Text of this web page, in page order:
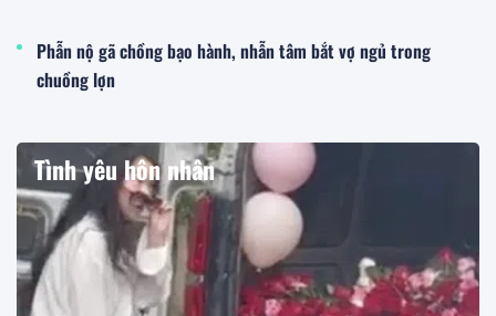
Phẫn nộ gã chồng bạo hành, nhẫn tâm bắt vợ ngủ trong
chuồng lợn
Tình yêu hôn nhân